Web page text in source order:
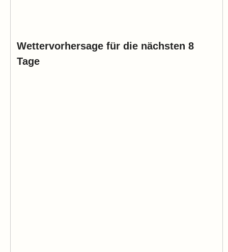
Wettervorhersage für die nächsten 8
Tage